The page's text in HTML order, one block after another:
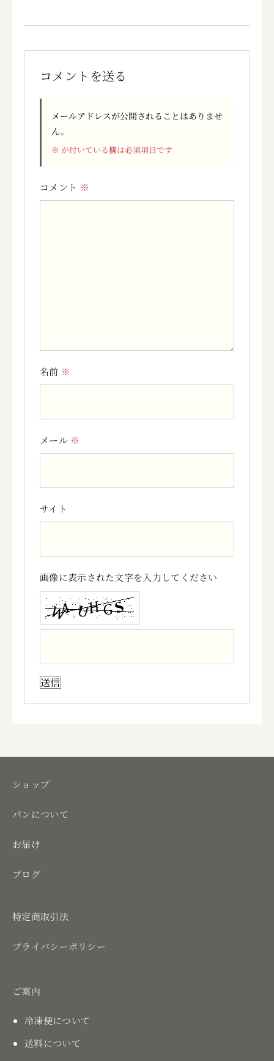
コメントを送る
メールアドレスが公開されることはありませ
ん。
※ が付いている欄は必須項目です
コメント ※
名前 ※
メール ※
サイト
画像に表示された文字を入力してください
ショップ
パンについて
お届け
ブログ
特定商取引法
プライバシーポリシー
ご案内
冷凍便について
送料について